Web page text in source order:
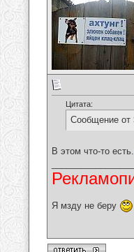
Цитата:
Сообщение от
В этом что-то есть.
Я мзду не беру